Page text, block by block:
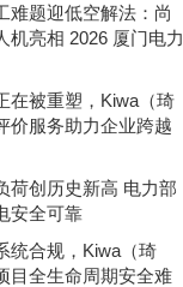
难题迎低空解法：尚
机亮相 2026 厦门电力
在被重塑，Kiwa（琦
价服务助力企业跨越
荷创历史新高 电力部
安全可靠
统合规，Kiwa（琦
目全生命周期安全难